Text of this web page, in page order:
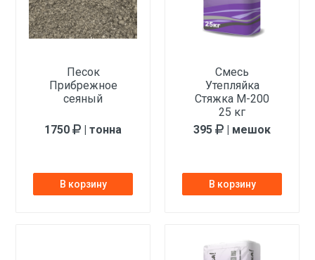
МПа
от + 5 до + 30°С
не
Песок
Прибрежное
сеяный
1750 | тонна
В корзину
Смесь
Утепляйка
Стяжка М-200
25 кг
395
| мешок
В корзину